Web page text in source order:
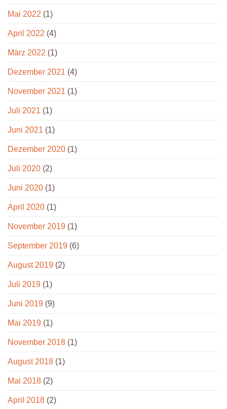
Mai 2022 (1)
April 2022 (4)
März 2022 (1)
Dezember 2021 (4)
November 2021 (1)
Juli 2021 (1)
Juni 2021 (1)
Dezember 2020 (1)
Juli 2020 (2)
Juni 2020 (1)
April 2020 (1)
November 2019 (1)
September 2019 (6)
August 2019 (2)
Juli 2019 (1)
Juni 2019 (9)
Mai 2019 (1)
November 2018 (1)
August 2018 (1)
Mai 2018 (2)
April 2018 (2)